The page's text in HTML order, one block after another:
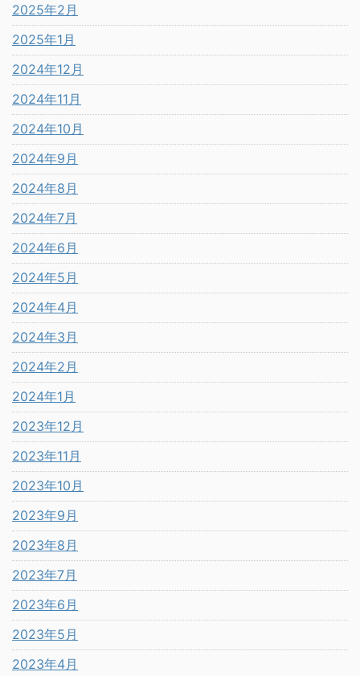
2025年2月
2025年1月
2024年12月
2024年11月
2024年10月
2024年9月
2024年8月
2024年7月
2024年6月
2024年5月
2024年4月
2024年3月
2024年2月
2024年1月
2023年12月
2023年11月
2023年10月
2023年9月
2023年8月
2023年7月
2023年6月
2023年5月
2023年4月